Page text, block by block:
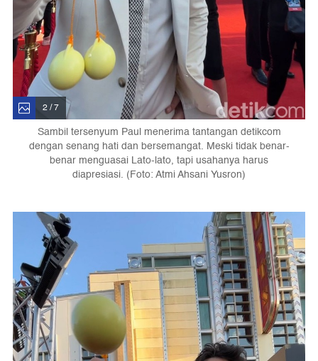
2 / 7
Sambil tersenyum Paul menerima tantangan detikcom
dengan senang hati dan bersemangat. Meski tidak benar-
benar menguasai Lato-lato, tapi usahanya harus
diapresiasi. (Foto: Atmi Ahsani Yusron)